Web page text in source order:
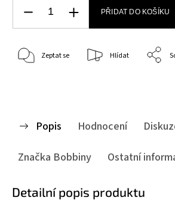
PŘIDAT DO KOŠÍKU
Zeptat se Hlídat
Popis Hodnocení
Značka Bobbiny Ostatní
Detailní popis produktu